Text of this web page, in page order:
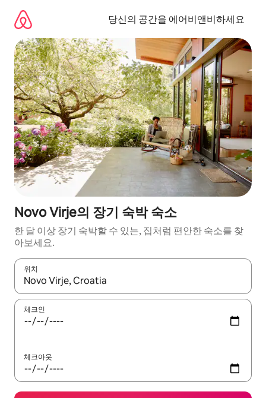
당신의 공간을 에어비앤비하세요
Novo Virje의 장기 숙박 숙소
한 달 이상 장기 숙박할 수 있는, 집처럼 편안한 숙소를 찾
아보세요.
위치
결과가 나오면 위·아래 화살표 키를 사용하거나 터치 또는 스와이
체크인
체크아웃